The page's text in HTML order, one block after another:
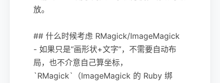
放。
## 什么时候考虑 RMagick/ImageMagick
- 如果只是“画形状+文字”，不需要自动布
局，也不介意自己算坐标，
`RMagick`（ImageMagick 的 Ruby 绑